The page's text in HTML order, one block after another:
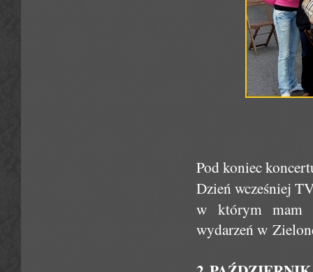
Pod koniec
Dzień wcześniej
w którym mam
wydarzeń w